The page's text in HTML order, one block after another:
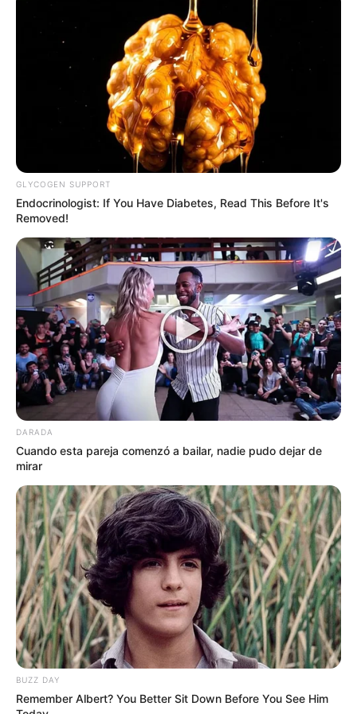
GLYCOGEN SUPPORT
Endocrinologist: If You Have Diabetes, Read This Before It's
Removed!
DARADA
Cuando esta pareja comenzó a bailar, nadie pudo dejar de
mirar
BUZZ DAY
Remember Albert? You Better Sit Down Before You See Him